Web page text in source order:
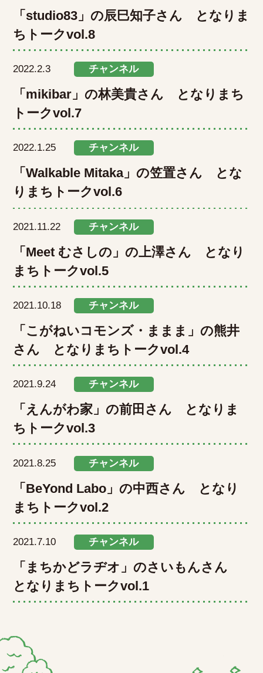
「studio83」の辰巳知子さん となりま
ちトークvol.8
2022.2.3 チャンネル
「mikibar」の林美貴さん となりまち
トークvol.7
2022.1.25 チャンネル
「Walkable Mitaka」の笠置さん とな
りまちトークvol.6
2021.11.22 チャンネル
「Meet むさしの」の上澤さん となり
まちトークvol.5
2021.10.18 チャンネル
「こがねいコモンズ・ままま」の熊井
さん となりまちトークvol.4
2021.9.24 チャンネル
「えんがわ家」の前田さん となりま
ちトークvol.3
2021.8.25 チャンネル
「BeYond Labo」の中西さん となり
まちトークvol.2
2021.7.10 チャンネル
「まちかどラヂオ」のさいもんさん
となりまちトークvol.1